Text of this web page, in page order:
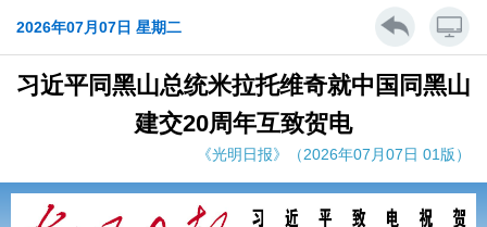
2026年07月07日 星期二
习近平同黑山总统米拉托维奇就中国同黑山
建交20周年互致贺电
《光明日报》（2026年07月07日 01版）